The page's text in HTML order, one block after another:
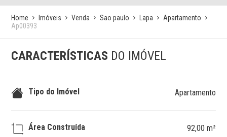
Home Imóveis Venda Sao paulo Lapa
Apartamento
Ap00393
CARACTERÍSTICAS DO IMÓVEL
Tipo do Imóvel Apartamento
Área Construída 92,00 m²